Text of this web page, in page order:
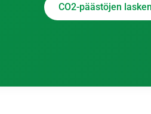
CO2-päästöjen